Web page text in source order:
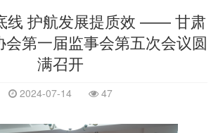
线 护航发展提质效 —— 甘肃
会第一届监事会第五次会议圆
满召开
2024-07-14 47